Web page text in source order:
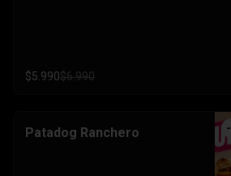
$5.990$6.990
-
Patadog Ranchero